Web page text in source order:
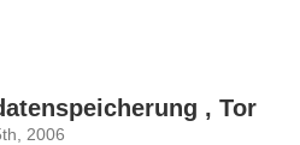
, Tor
2006